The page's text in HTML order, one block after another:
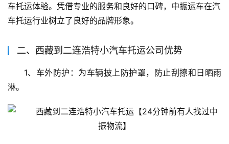
车托运体验。凭借专业的服务和良好的口碑，中振运车在汽
车托运行业树立了良好的品牌形象。
二、西藏到二连浩特小汽车托运公司优势
1、车外防护：为车辆披上防护罩，防止刮擦和日晒雨
淋。